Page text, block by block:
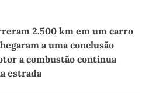
2.500 km em um carro
a uma conclusão
a combustão continua
estrada